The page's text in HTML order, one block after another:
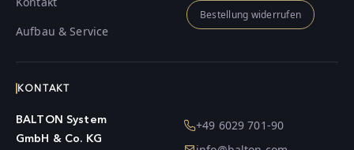
Aufbau & Service
Bestellung widerrufen
KONTAKT
BALTON System
GmbH & Co. KG
+49 6029 701-90